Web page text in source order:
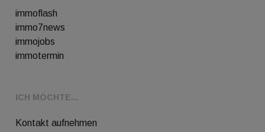
immoflash
immo7news
immojobs
immotermin
ICH MÖCHTE...
Kontakt aufnehmen